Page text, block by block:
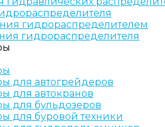
гидрораспределителем
гидрораспределителя
для автогрейдеров
для автокранов
для бульдозеров
для буровой техники